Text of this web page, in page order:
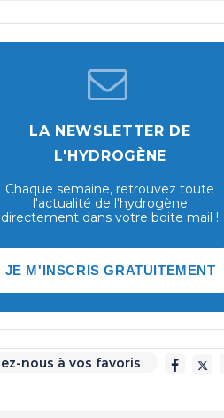
LA NEWSLETTER DE
L'HYDROGÈNE
Chaque semaine, retrouvez toute
l'actualité de l'hydrogène
directement dans votre boite mail !
JE M'INSCRIS GRATUITEMENT
nous à vos favoris